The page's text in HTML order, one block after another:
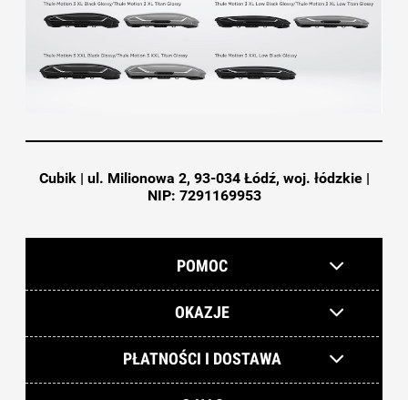
Cubik | ul. Milionowa 2, 93-034 Łódź, woj. łódzkie |
NIP: 7291169953
POMOC
OKAZJE
PŁATNOŚCI I DOSTAWA